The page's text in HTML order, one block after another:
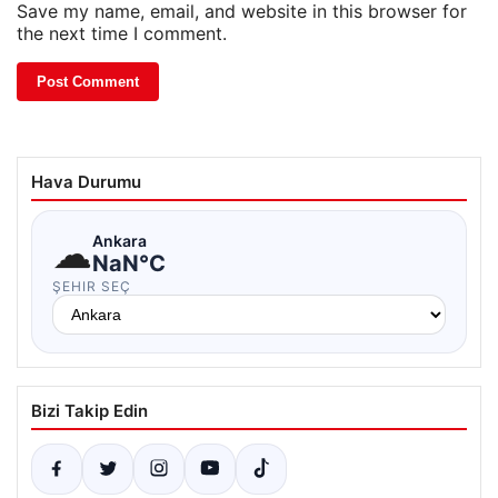
Save my name, email, and website in this browser for
the next time I comment.
Hava Durumu
☁Ankara
NaN°C
ŞEHIR SEÇ
Bizi Takip Edin